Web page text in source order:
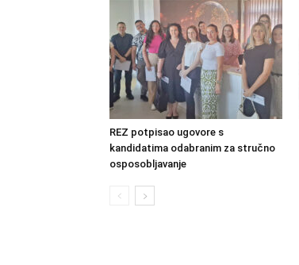
REZ potpisao ugovore s
kandidatima odabranim za stručno
osposobljavanje